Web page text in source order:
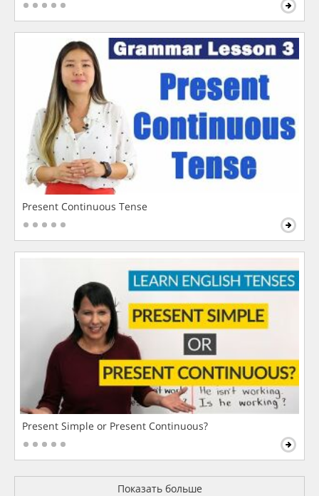
Present Continuous Tense
Present Simple or Present Continuous?
Показать больше